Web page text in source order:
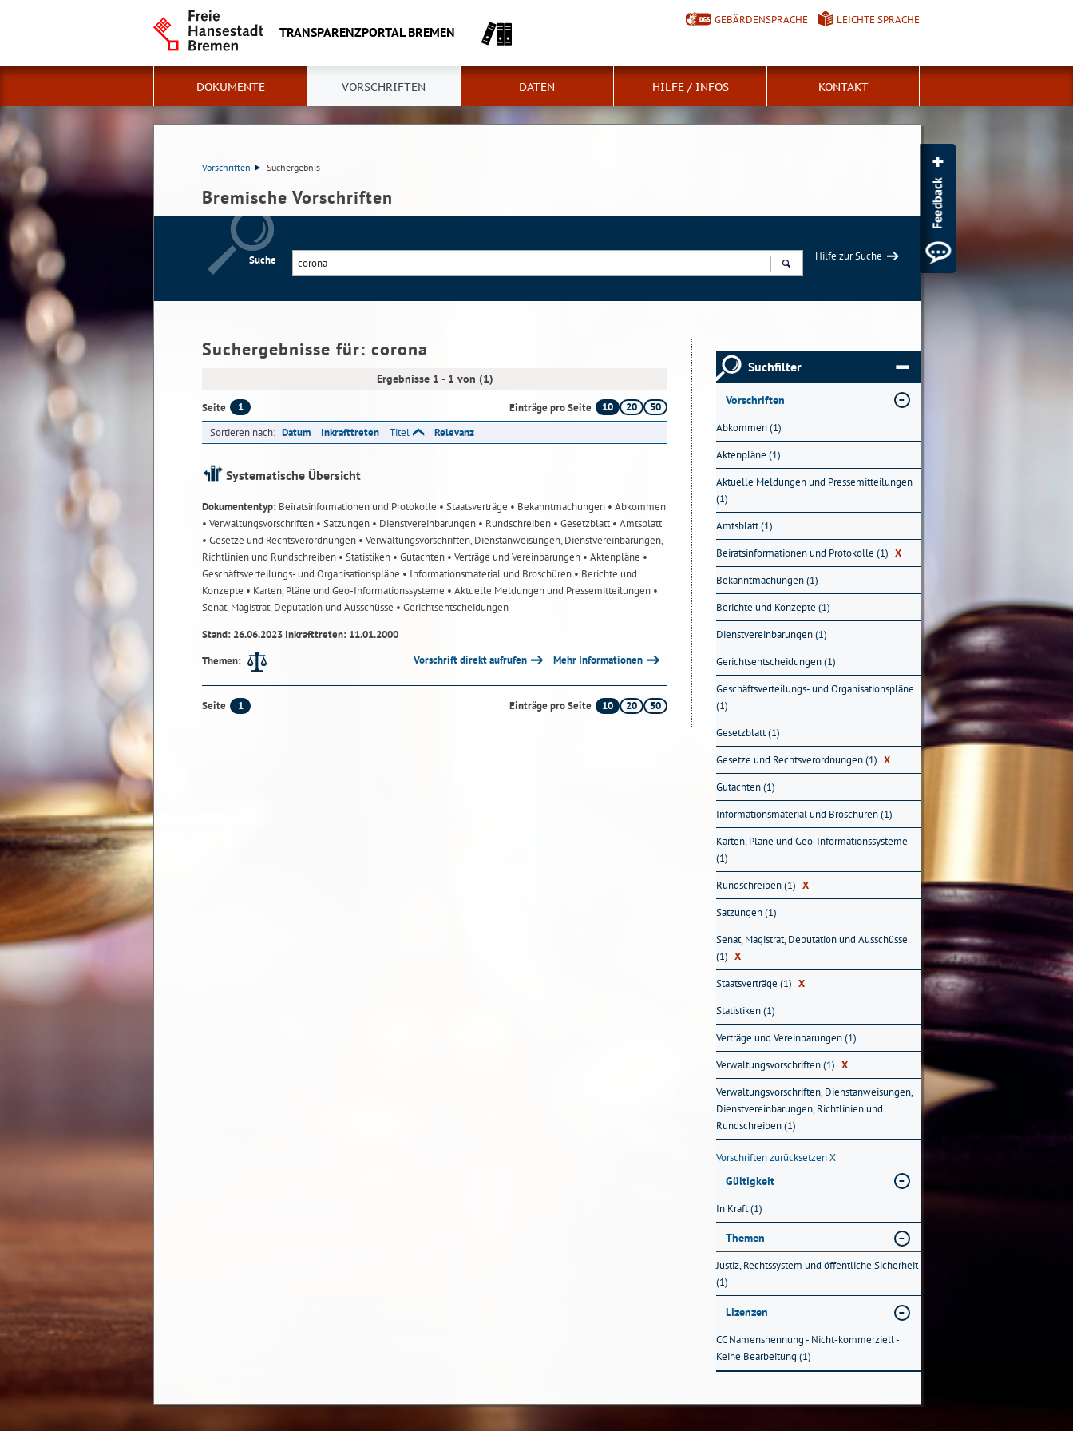
TRANSPARENZPORTAL BREMEN
GEBÄRDENSPRACHE LEICHTE SPRACHE
DOKUMENTE VORSCHRIFTEN DATEN HILFE / INFOS KONTAKT
Vorschriften Suchergebnis
Bremische Vorschriften
Suche
Hilfe zur Suche
Suchergebnisse für: corona
Ergebnisse 1 - 1 von (1)
Seite 1 Einträge pro Seite 10 20
50
Sortieren nach: Datum Inkrafttreten Titel Relevanz
Systematische Übersicht
Dokumententyp: Beiratsinformationen und Protokolle • Staatsverträge • Bekanntmachungen • Abkommen
• Verwaltungsvorschriften • Satzungen • Dienstvereinbarungen • Rundschreiben • Gesetzblatt• Amtsblatt
• Gesetze und Rechtsverordnungen • Verwaltungsvorschriften, Dienstanweisungen, Dienstvereinbarungen,
Richtlinien und Rundschreiben • Statistiken • Gutachten • Verträge und Vereinbarungen • Aktenpläne •
Geschäftsverteilungs- und Organisationspläne • Informationsmaterial und Broschüren • Berichte und
Konzepte • Karten, Pläne und Geo-Informationssysteme • Aktuelle Meldungen und Pressemitteilungen •
Senat, Magistrat, Deputation und Ausschüsse • Gerichtsentscheidungen
Stand: 26.06.2023 Inkrafttreten: 11.01.2000
Themen:
Vorschrift direkt aufrufen Mehr Informationen
Seite 1 Einträge pro Seite 10 20 50
Suchfilter
Vorschriften
Abkommen (1)
Aktenpläne (1)
Aktuelle Meldungen und Pressemitteilungen
(1)
Amtsblatt (1)
Beiratsinformationen und Protokolle (1) X
Bekanntmachungen (1)
Berichte und Konzepte (1)
Dienstvereinbarungen (1)
Gerichtsentscheidungen (1)
Geschäftsverteilungs- und Organisationspläne
(1)
Gesetzblatt (1)
Gesetze und Rechtsverordnungen (1) X
Gutachten (1)
Informationsmaterial und Broschüren (1)
Karten, Pläne und Geo-Informationssysteme
(1)
Rundschreiben (1) X
Satzungen (1)
Senat, Magistrat, Deputation und Ausschüsse
(1) X
Staatsverträge (1) X
Statistiken (1)
Verträge und Vereinbarungen (1)
Verwaltungsvorschriften (1) X
Verwaltungsvorschriften, Dienstanweisungen,
Dienstvereinbarungen, Richtlinien und
Rundschreiben (1)
Vorschriften zurücksetzenX
Gültigkeit
In Kraft (1)
Themen
Justiz, Rechtssystem und öffentliche Sicherheit
(1)
Lizenzen
CC Namensnennung - Nicht-kommerziell -
Keine Bearbeitung (1)